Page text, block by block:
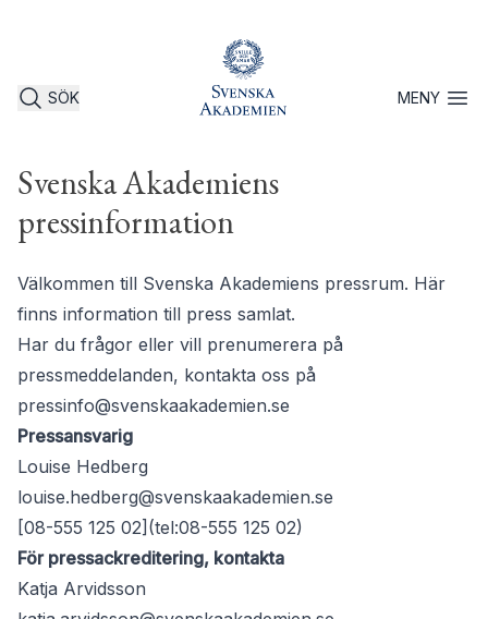
SÖK MENYÖppna
Svenska Akademiens
pressinformation
Välkommen till Svenska Akademiens pressrum. Här
finns information till press samlat.
Har du frågor eller vill prenumerera på
pressmeddelanden, kontakta oss på
pressinfo@svenskaakademien.se
Pressansvarig
Louise Hedberg
louise.hedberg@svenskaakademien.se
[08-555 125 02](tel:08-555 125 02)
För pressackreditering, kontakta
Katja Arvidsson